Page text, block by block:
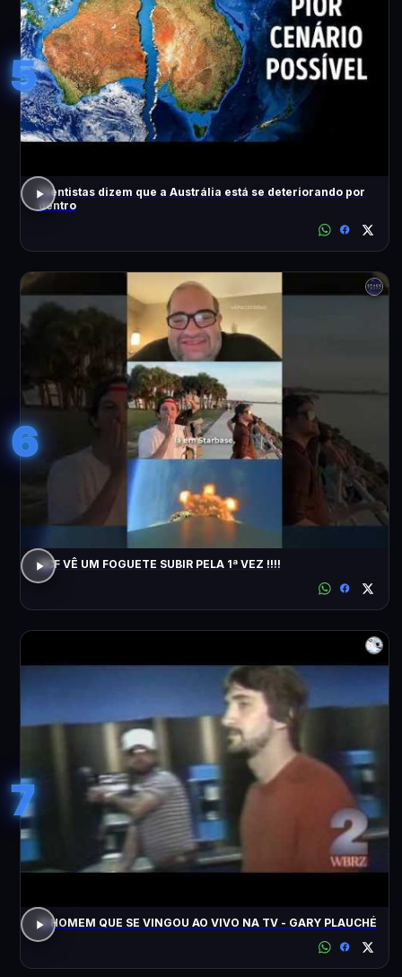
5
Cientistas dizem que a Austrália está se deteriorando por
dentro
6
ACF VÊ UM FOGUETE SUBIR PELA 1ª VEZ !!!!
7
O HOMEM QUE SE VINGOU AO VIVO NA TV - GARY PLAUCHÉ